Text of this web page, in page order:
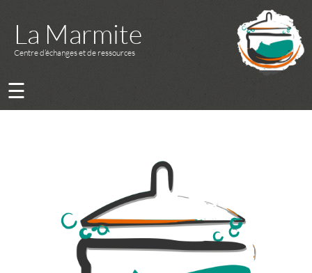
La Marmite
Centre d’échanges et de ressources
☰